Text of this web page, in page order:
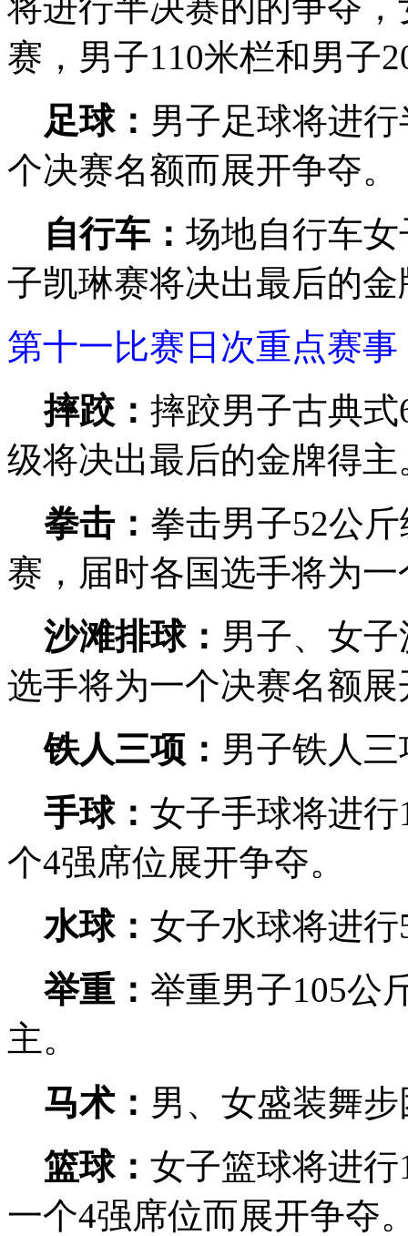
赛，男子110米栏和男子
足球： 男子足球将进
个决赛名额而展开争夺。
自行车： 场地自行车
子凯琳赛将决出最后的
第十一比赛日次重点赛事
摔跤： 摔跤男子古典
级将决出最后的金牌得主
拳击： 拳击男子52公
赛，届时各国选手将为
沙滩排球： 男子、女
选手将为一个决赛名额
铁人三项： 男子铁人
手球： 女子手球将进
个4强席位展开争夺。
水球： 女子水球将进
举重： 举重男子105公
主。
马术： 男、女盛装舞
篮球： 女子篮球将进
一个4强席位而展开争夺